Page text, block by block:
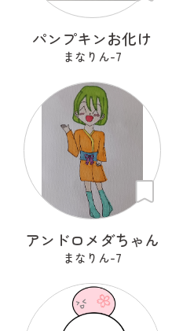
パンプキンお化け
まなりん-7
アンドロメダちゃん
まなりん-7